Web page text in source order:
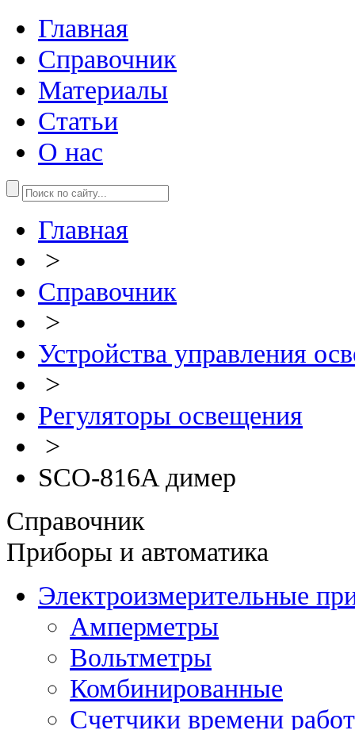
Главная
Справочник
Материалы
Статьи
О нас
Главная
>
Справочник
>
Устройства управления
>
Регуляторы освещения
>
SCO-816A димер
Справочник
Приборы и автоматика
Электроизмерительные
Амперметры
Вольтметры
Комбинированные
Счетчики времени